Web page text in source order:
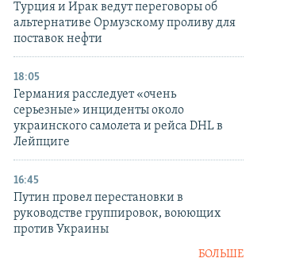
Турция и Ирак ведут переговоры об
альтернативе Ормузскому проливу для
поставок нефти
18:05
Германия расследует «очень
серьезные» инциденты около
украинского самолета и рейса DHL в
Лейпциге
16:45
Путин провел перестановки в
руководстве группировок, воюющих
против Украины
БОЛЬШЕ